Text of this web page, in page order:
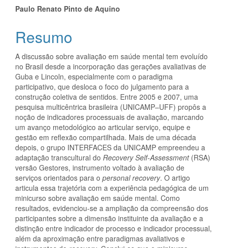
Conteúdo
do
artigo
principal
Paulo Renato Pinto de Aquino
Resumo
A discussão sobre avaliação em saúde mental tem evoluído
no Brasil desde a incorporação das gerações avaliativas de
Guba e Lincoln, especialmente com o paradigma
participativo, que desloca o foco do julgamento para a
construção coletiva de sentidos. Entre 2005 e 2007, uma
pesquisa multicêntrica brasileira (UNICAMP–UFF) propôs a
noção de indicadores processuais de avaliação, marcando
um avanço metodológico ao articular serviço, equipe e
gestão em reflexão compartilhada. Mais de uma década
depois, o grupo INTERFACES da UNICAMP empreendeu a
adaptação transcultural do Recovery Self-Assessment(RSA)
versão Gestores, instrumento voltado à avaliação de
serviços orientados para o personal recovery. O artigo
articula essa trajetória com a experiência pedagógica de um
minicurso sobre avaliação em saúde mental. Como
resultados, evidenciou-se a ampliação da compreensão dos
participantes sobre a dimensão instituinte da avaliação e a
distinção entre indicador de processo e indicador processual,
além da aproximação entre paradigmas avaliativos e